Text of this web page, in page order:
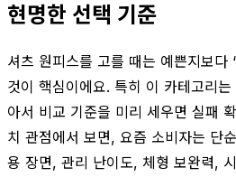
현명한 선택 기준
셔츠 원피스를 고를 때는 예쁜지보다
것이 핵심이에요. 특히 이 카테고리
아서 비교 기준을 미리 세우면 실패
치 관점에서 보면, 요즘 소비자는 단
용 장면, 관리 난이도, 체형 보완력,